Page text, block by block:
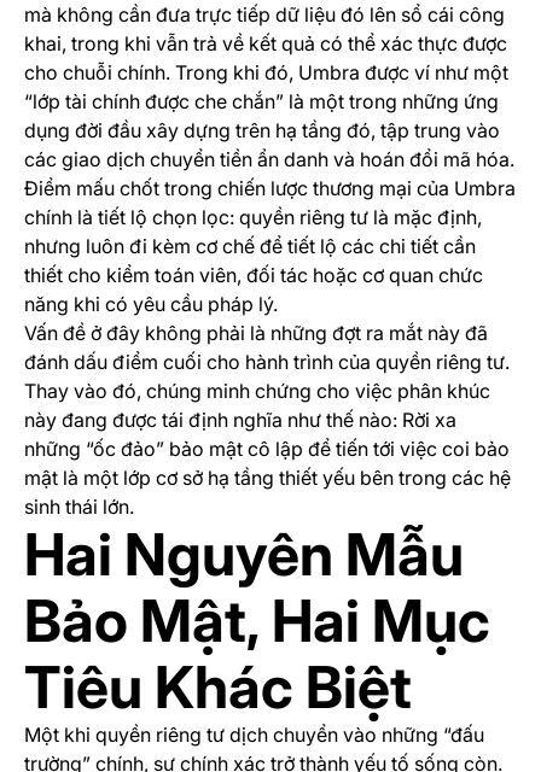
mà không cần đưa trực tiếp dữ liệu đó lên sổ cái công
khai, trong khi vẫn trả về kết quả có thể xác thực được
cho chuỗi chính. Trong khi đó, Umbra được ví như một
“lớp tài chính được che chắn” là một trong những ứng
dụng đời đầu xây dựng trên hạ tầng đó, tập trung vào
các giao dịch chuyển tiền ẩn danh và hoán đổi mã hóa.
Điểm mấu chốt trong chiến lược thương mại của Umbra
chính là tiết lộ chọn lọc: quyền riêng tư là mặc định,
nhưng luôn đi kèm cơ chế để tiết lộ các chi tiết cần
thiết cho kiểm toán viên, đối tác hoặc cơ quan chức
năng khi có yêu cầu pháp lý.
Vấn đề ở đây không phải là những đợt ra mắt này đã
đánh dấu điểm cuối cho hành trình của quyền riêng tư.
Thay vào đó, chúng minh chứng cho việc phân khúc
này đang được tái định nghĩa như thế nào: Rời xa
những “ốc đảo” bảo mật cô lập để tiến tới việc coi bảo
mật là một lớp cơ sở hạ tầng thiết yếu bên trong các hệ
sinh thái lớn.
Hai Nguyên Mẫu
Bảo Mật, Hai Mục
Tiêu Khác Biệt
Một khi quyền riêng tư dịch chuyển vào những “đấu
trường” chính, sự chính xác trở thành yếu tố sống còn.